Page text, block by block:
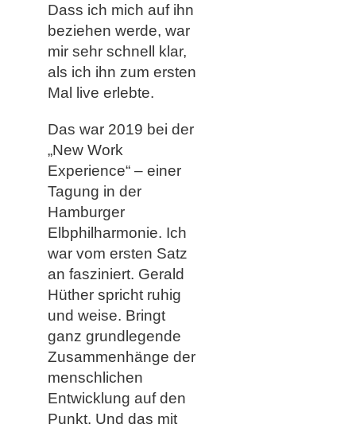
Dass ich mich auf ihn
beziehen werde, war
mir sehr schnell klar,
als ich ihn zum ersten
Mal live erlebte.
Das war 2019 bei der
„New Work
Experience“ – einer
Tagung in der
Hamburger
Elbphilharmonie. Ich
war vom ersten Satz
an fasziniert. Gerald
Hüther spricht ruhig
und weise. Bringt
ganz grundlegende
Zusammenhänge der
menschlichen
Entwicklung auf den
Punkt. Und das mit